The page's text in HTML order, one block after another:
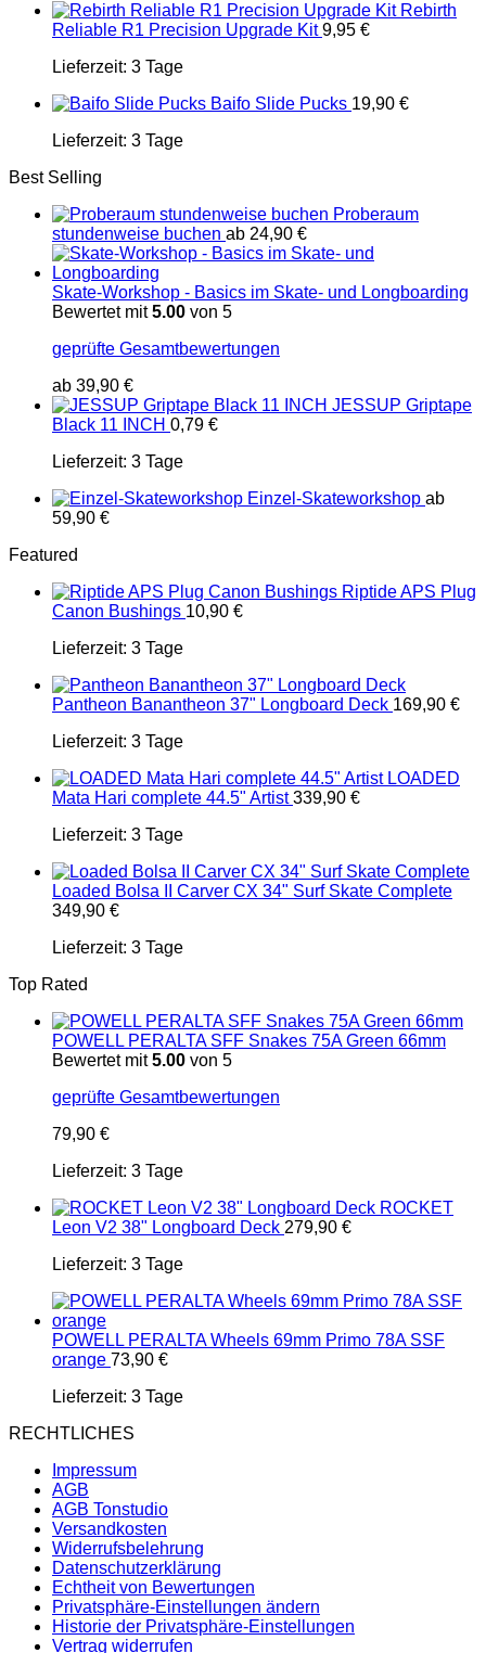
Rebirth
Reliable R1 Precision Upgrade Kit 9,95 €
Lieferzeit: 3 Tage
Baifo Slide Pucks 19,90 €
Lieferzeit: 3 Tage
Best Selling
Proberaum
stundenweise buchen ab 24,90 €
Skate-Workshop - Basics im Skate- und Longboarding
Bewertet mit5.00 von 5
geprüfte Gesamtbewertungen
ab 39,90 €
JESSUP Griptape
Black 11 INCH 0,79 €
Lieferzeit: 3 Tage
Einzel-Skateworkshop ab
59,90 €
Featured
Riptide APS Plug
Canon Bushings 10,90 €
Lieferzeit: 3 Tage
Pantheon Banantheon 37" Longboard Deck 169,90 €
Lieferzeit: 3 Tage
LOADED
Mata Hari complete 44.5" Artist 339,90 €
Lieferzeit: 3 Tage
Loaded Bolsa II Carver CX 34" Surf Skate Complete
349,90 €
Lieferzeit: 3 Tage
Top Rated
POWELL PERALTA SFF Snakes 75A Green 66mm
Bewertet mit5.00 von 5
geprüfte Gesamtbewertungen
79,90 €
Lieferzeit: 3 Tage
ROCKET
Leon V2 38" Longboard Deck 279,90 €
Lieferzeit: 3 Tage
POWELL PERALTA Wheels 69mm Primo 78A SSF
orange 73,90 €
Lieferzeit: 3 Tage
RECHTLICHES
Impressum
AGB
AGB Tonstudio
Versandkosten
Widerrufsbelehrung
Datenschutzerklärung
Echtheit von Bewertungen
Privatsphäre-Einstellungen ändern
Historie der Privatsphäre-Einstellungen
Vertrag widerrufen